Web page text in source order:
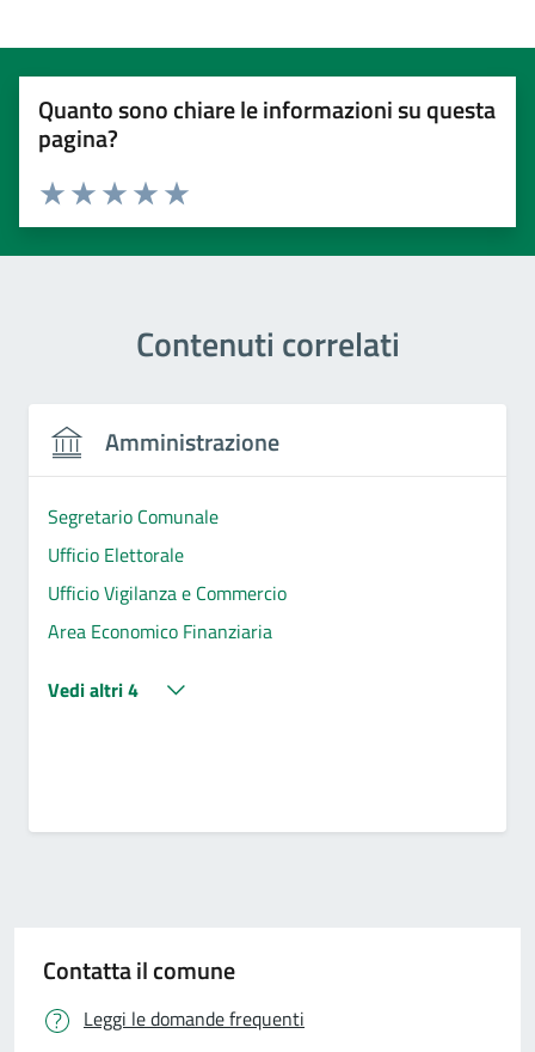
Quanto sono chiare le informazioni su questa
pagina?
Valuta 5 stelle su 5
Valuta 4 stelle su 5
Valuta 3 stelle su 5
Valuta 2 stelle su 5
Valuta 1 stelle su 5
Contenuti correlati
Amministrazione
Segretario Comunale
Ufficio Elettorale
Ufficio Vigilanza e Commercio
Area Economico Finanziaria
Vedi altri 4
Contatta il comune
Leggi le domande frequenti